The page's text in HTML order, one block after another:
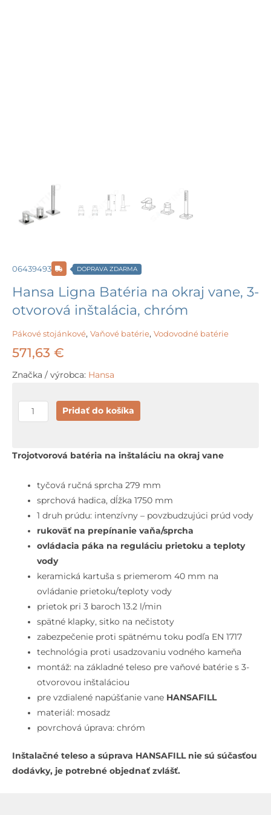
06439493 DOPRAVA ZDARMA
Hansa Ligna Batéria na okraj vane, 3-
otvorová inštalácia, chróm
Pákové stojánkové, Vaňové batérie, Vodovodné batérie
571,63 €
Značka / výrobca: Hansa
množstvo
Hansa
Batéria
okraj
vane,
otvorová
inštalácia,
chróm
Pridať do košíka
Trojotvorová batéria na inštaláciu na okraj vane
tyčová ručná sprcha 279 mm
sprchová hadica, dĺžka 1750 mm
1 druh prúdu: intenzívny – povzbudzujúci prúd vody
rukoväť na prepínanie vaňa/sprcha
ovládacia páka na reguláciu prietoku a teploty
vody
keramická kartuša s priemerom 40 mm na
ovládanie prietoku/teploty vody
prietok pri 3 baroch 13.2 l/min
spätné klapky, sitko na nečistoty
zabezpečenie proti spätnému toku podľa EN 1717
technológia proti usadzovaniu vodného kameňa
montáž: na základné teleso pre vaňové batérie s 3-
otvorovou inštaláciou
pre vzdialené napúšťanie vane HANSAFILL
materiál: mosadz
povrchová úprava: chróm
Inštalačné teleso a súprava HANSAFILL nie sú súčasťou
dodávky, je potrebné objednať zvlášť.